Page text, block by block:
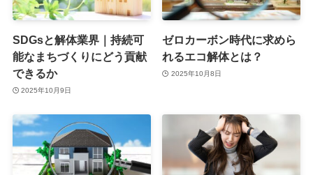
SDGsと解体業界｜持続可
能なまちづくりにどう貢献
できるか
2025年10月9日
ゼロカーボン時代に求めら
れるエコ解体とは？
2025年10月8日